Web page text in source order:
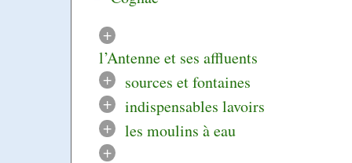
+
l’Antenne et ses affluents
+
sources et fontaines
+
indispensables lavoirs
+
les moulins à eau
+